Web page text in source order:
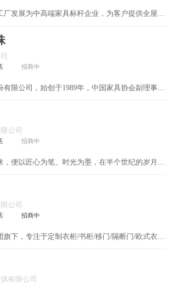
定制衣柜
储物柜
厂发展为中高端家具标杆企业，为客户提供全屋家
企业，成就幸福员工，让更多人过上更加幸福的
招商中
限公司，始创于1989年，中国家具协会副理事长
公司
招商中
，便以匠心为笔、时光为墨，在半个世纪的岁月长
稳占据国内实木家具领域的龙头地位。依托实木生
质服务，品牌早已突破单一家具品类的边界，向
公司
招商中
下，专注于定制衣柜/书柜/移门/隔断门/欧式衣帽
有限公司